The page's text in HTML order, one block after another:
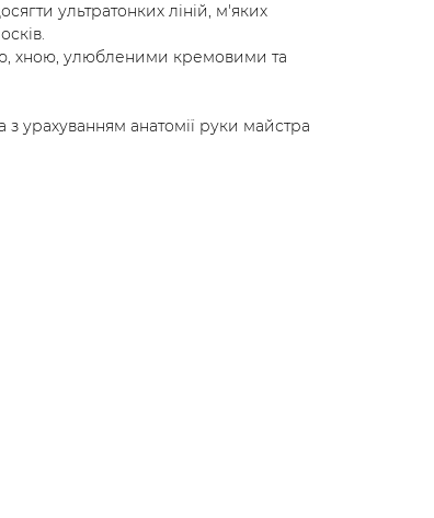
ультратонких ліній, м'яких
хною, улюбленими кремовими та
з урахуванням анатомії руки майстра